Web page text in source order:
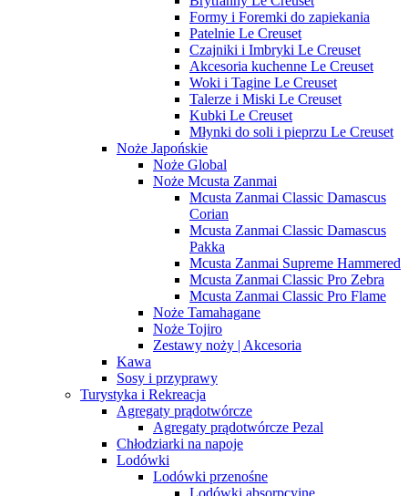
Formy i Foremki do zapiekania
Patelnie Le Creuset
Czajniki i Imbryki Le Creuset
Akcesoria kuchenne Le Creuset
Woki i Tagine Le Creuset
Talerze i Miski Le Creuset
Kubki Le Creuset
Młynki do soli i pieprzu Le Creuset
Noże Japońskie
Noże Global
Noże Mcusta Zanmai
Mcusta Zanmai Classic Damascus
Corian
Mcusta Zanmai Classic Damascus
Pakka
Mcusta Zanmai Supreme Hammered
Mcusta Zanmai Classic Pro Zebra
Mcusta Zanmai Classic Pro Flame
Noże Tamahagane
Noże Tojiro
Zestawy noży | Akcesoria
Kawa
Sosy i przyprawy
Turystyka i Rekreacja
Agregaty prądotwórcze
Agregaty prądotwórcze Pezal
Chłodziarki na napoje
Lodówki
Lodówki przenośne
Lodówki absorpcyjne